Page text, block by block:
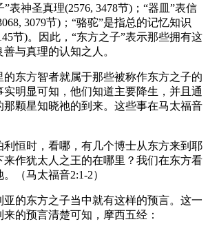
”表神圣真理(2576, 3478节)；“器皿”表信
3079节)；“骆驼”是指总的记忆知识
节)。因此，“东方之子”表示那些拥有这
与真理的认知之人。
东方智者就属于那些被称作东方之子的
实明显可知，他们知道主要降生，并且通
那颗星知晓祂的到来。这些事在马太福音
利恒时，看哪，有几个博士从东方来到耶
来作犹太人之王的在哪里？我们在东方看
（马太福音2:1-2）
亚的东方之子当中就有这样的预言。这一
的预言清楚可知，摩西五经：